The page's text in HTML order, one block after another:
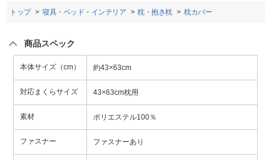
トップ 寝具・ベッド・インテリア 枕・抱き枕 枕カバー
商品スペック
本体サイズ（cm） 約43×63cm
対応まくらサイズ 43×63cm枕用
素材 ポリエステル100％
ファスナー ファスナーあり